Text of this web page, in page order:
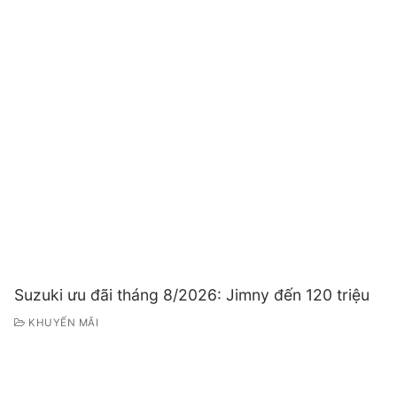
Suzuki ưu đãi tháng 8/2026: Jimny đến 120 triệu
KHUYẾN MÃI